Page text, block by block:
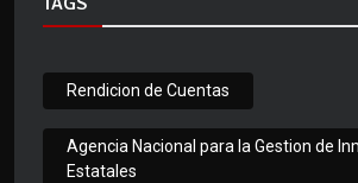
Rendicion de Cuentas
Agencia Nacional para la Gestion de
Estatales